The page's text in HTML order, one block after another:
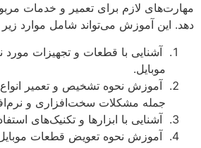
مهارت‌های لازم برای تعمیر و خدمات
دهد. این آموزش می‌تواند شامل موارد زیر
آشنایی با قطعات و تجهیزات مورد
موبایل.
آموزش نحوه تشخیص و تعمیر
جمله مشکلات سخت‌افزاری و
آشنایی با ابزارها و تکنیک‌های
آموزش نحوه تعویض قطعات